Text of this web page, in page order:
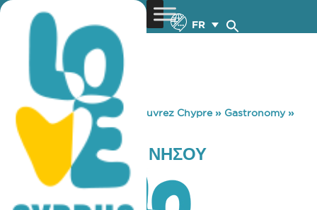
FR
You are here: Home »Découvrez Chypre» Gastronomy»
PIZZA HUT- KFC ΝΗΣΟΥ
PIZZA HUT- KFC ΝΗΣΟΥ